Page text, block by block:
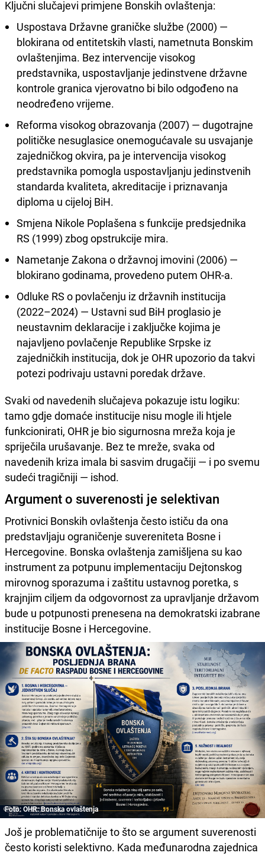
Ključni slučajevi primjene Bonskih ovlaštenja:
Uspostava Državne graničke službe (2000) —
blokirana od entitetskih vlasti, nametnuta Bonskim
ovlaštenjima. Bez intervencije visokog
predstavnika, uspostavljanje jedinstvene državne
kontrole granica vjerovatno bi bilo odgođeno na
neodređeno vrijeme.
Reforma visokog obrazovanja (2007) — dugotrajne
političke nesuglasice onemogućavale su usvajanje
zajedničkog okvira, pa je intervencija visokog
predstavnika pomogla uspostavljanju jedinstvenih
standarda kvaliteta, akreditacije i priznavanja
diploma u cijeloj BiH.
Smjena Nikole Poplašena s funkcije predsjednika
RS (1999) zbog opstrukcije mira.
Nametanje Zakona o državnoj imovini (2006) —
blokirano godinama, provedeno putem OHR-a.
Odluke RS o povlačenju iz državnih institucija
(2022–2024) — Ustavni sud BiH proglasio je
neustavnim deklaracije i zaključke kojima je
najavljeno povlačenje Republike Srpske iz
zajedničkih institucija, dok je OHR upozorio da takvi
potezi podrivaju ustavni poredak države.
Svaki od navedenih slučajeva pokazuje istu logiku:
tamo gdje domaće institucije nisu mogle ili htjele
funkcionirati, OHR je bio sigurnosna mreža koja je
spriječila urušavanje. Bez te mreže, svaka od
navedenih kriza imala bi sasvim drugačiji — i po svemu
sudeći tragičniji — ishod.
Argument o suverenosti je selektivan
Protivnici Bonskih ovlaštenja često ističu da ona
predstavljaju ograničenje suvereniteta Bosne i
Hercegovine. Bonska ovlaštenja zamišljena su kao
instrument za potpunu implementaciju Dejtonskog
mirovnog sporazuma i zaštitu ustavnog poretka, s
krajnjim ciljem da odgovornost za upravljanje državom
bude u potpunosti prenesena na demokratski izabrane
institucije Bosne i Hercegovine.
Foto: OHR: Bonska ovlaštenja
Još je problematičnije to što se argument suverenosti
često koristi selektivno. Kada međunarodna zajednica